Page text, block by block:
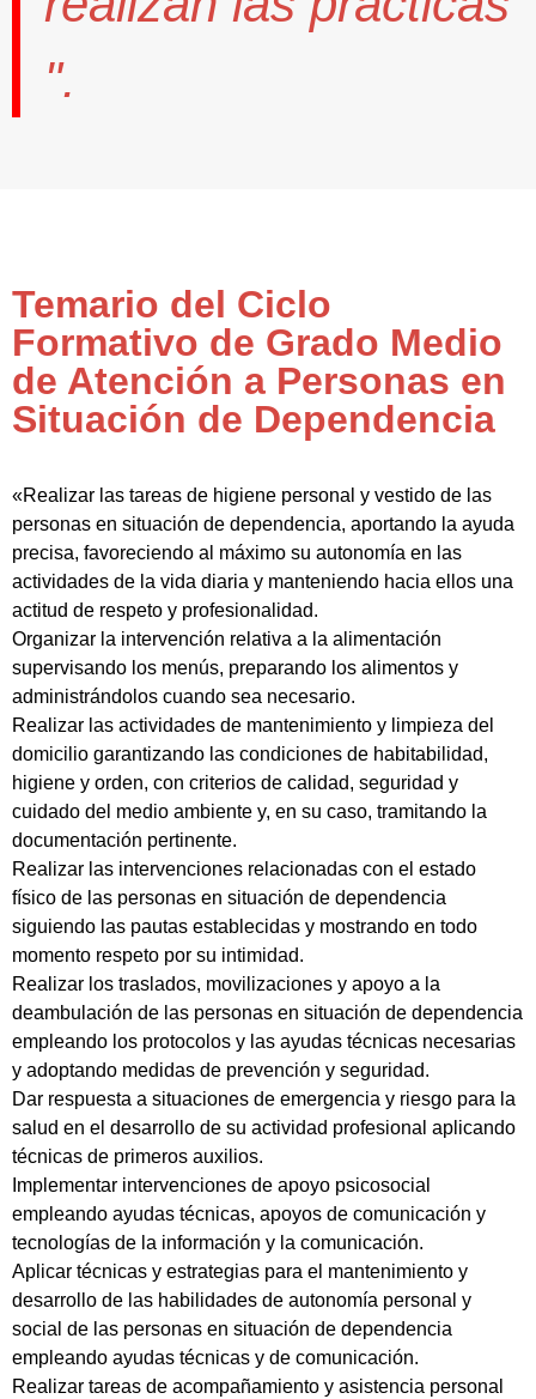
".
Temario del Ciclo
Formativo de Grado Medio
de Atención a Personas en
Situación de Dependencia
«Realizar las tareas de higiene personal y vestido de las
personas en situación de dependencia, aportando la ayuda
precisa, favoreciendo al máximo su autonomía en las
actividades de la vida diaria y manteniendo hacia ellos una
actitud de respeto y profesionalidad.
Organizar la intervención relativa a la alimentación
supervisando los menús, preparando los alimentos y
administrándolos cuando sea necesario.
Realizar las actividades de mantenimiento y limpieza del
domicilio garantizando las condiciones de habitabilidad,
higiene y orden, con criterios de calidad, seguridad y
cuidado del medio ambiente y, en su caso, tramitando la
documentación pertinente.
Realizar las intervenciones relacionadas con el estado
físico de las personas en situación de dependencia
siguiendo las pautas establecidas y mostrando en todo
momento respeto por su intimidad.
Realizar los traslados, movilizaciones y apoyo a la
deambulación de las personas en situación de dependencia
empleando los protocolos y las ayudas técnicas necesarias
y adoptando medidas de prevención y seguridad.
Dar respuesta a situaciones de emergencia y riesgo para la
salud en el desarrollo de su actividad profesional aplicando
técnicas de primeros auxilios.
Implementar intervenciones de apoyo psicosocial
empleando ayudas técnicas, apoyos de comunicación y
tecnologías de la información y la comunicación.
Aplicar técnicas y estrategias para el mantenimiento y
desarrollo de las habilidades de autonomía personal y
social de las personas en situación de dependencia
empleando ayudas técnicas y de comunicación.
Realizar tareas de acompañamiento y asistencia personal